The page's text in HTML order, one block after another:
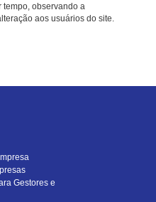
observando a
aos usuários do site.
Gestores e